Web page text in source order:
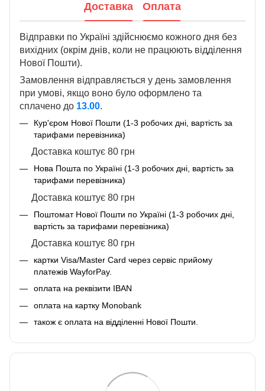
Доставка Оплата
Відправки по Україні здійснюємо кожного дня без
вихідних (окрім днів, коли не працюють відділення
Нової Пошти).
Замовлення відправляється у день замовлення
при умові, якщо воно було оформлено та
сплачено до 13.00.
Кур'єром Нової Пошти (1-3 робочих дні, вартість за
тарифами перевізника)
Доставка коштує 80 грн
Нова Пошта по Україні (1-3 робочих дні, вартість за
тарифами перевізника)
Доставка коштує 80 грн
Поштомат Нової Пошти по Україні (1-3 робочих дні,
вартість за тарифами перевізника)
Доставка коштує 80 грн
картки Visa/Master Card через сервіс прийому
платежів WayforPay.
оплата на реквізити IBAN
оплата на картку Monobank
також є оплата на відділенні Нової Пошти.